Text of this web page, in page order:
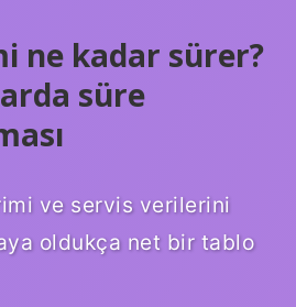
ne kadar sürer?
süre
ve servis verilerini
oldukça net bir tablo